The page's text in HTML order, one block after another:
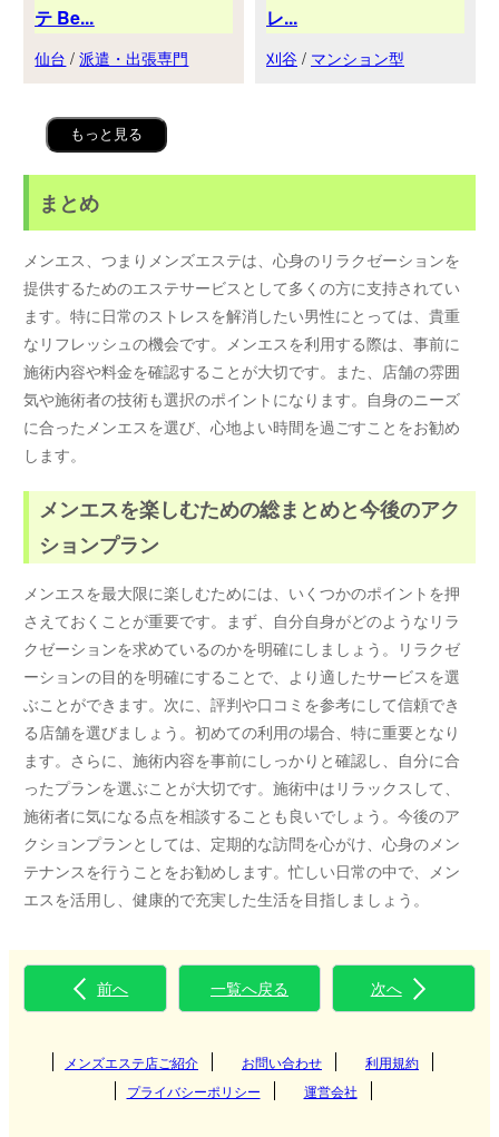
テ Be...
仙台 /派遣・出張専門
レ...
刈谷 / マンション型
もっと見る
まとめ
メンエス、つまりメンズエステは、心身のリラクゼーションを
提供するためのエステサービスとして多くの方に支持されてい
ます。特に日常のストレスを解消したい男性にとっては、貴重
なリフレッシュの機会です。メンエスを利用する際は、事前に
施術内容や料金を確認することが大切です。また、店舗の雰囲
気や施術者の技術も選択のポイントになります。自身のニーズ
に合ったメンエスを選び、心地よい時間を過ごすことをお勧め
します。
メンエスを楽しむための総まとめと今後のアク
ションプラン
メンエスを最大限に楽しむためには、いくつかのポイントを押
さえておくことが重要です。まず、自分自身がどのようなリラ
クゼーションを求めているのかを明確にしましょう。リラクゼ
ーションの目的を明確にすることで、より適したサービスを選
ぶことができます。次に、評判や口コミを参考にして信頼でき
る店舗を選びましょう。初めての利用の場合、特に重要となり
ます。さらに、施術内容を事前にしっかりと確認し、自分に合
ったプランを選ぶことが大切です。施術中はリラックスして、
施術者に気になる点を相談することも良いでしょう。今後のア
クションプランとしては、定期的な訪問を心がけ、心身のメン
テナンスを行うことをお勧めします。忙しい日常の中で、メン
エスを活用し、健康的で充実した生活を目指しましょう。
前へ 一覧へ戻る 次へ
メンズエステ店ご紹介 お問い合わせ
利用規約
プライバシーポリシー
運営会社